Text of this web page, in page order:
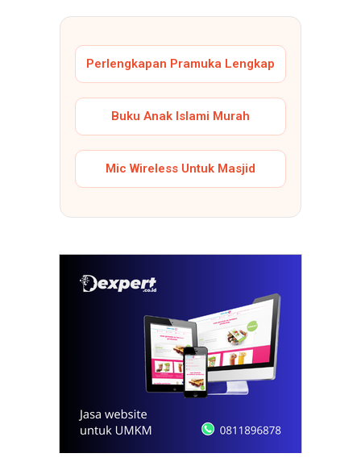
Perlengkapan Pramuka Lengkap
Buku Anak Islami Murah
Mic Wireless Untuk Masjid